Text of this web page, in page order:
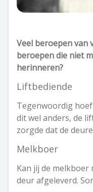
Veel beroepen van
beroepen die niet
herinneren?
Liftbediende
Tegenwoordig
dit wel anders, de
zorgde dat de
Melkboer
Kan jij de
deur afgeleverd.